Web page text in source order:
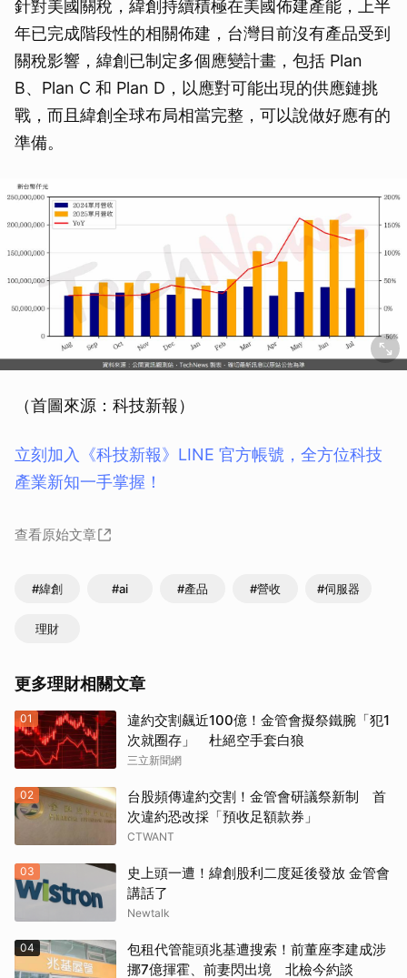
針對美國關稅，緯創持續積極在美國佈建產能，上半
年已完成階段性的相關佈建，台灣目前沒有產品受到
關稅影響，緯創已制定多個應變計畫，包括 Plan
B、Plan C 和 Plan D，以應對可能出現的供應鏈挑
戰，而且緯創全球布局相當完整，可以說做好應有的
準備。
（首圖來源：科技新報）
立刻加入《科技新報》LINE 官方帳號，全方位科技
產業新知一手掌握！
查看原始文章
#緯創 #ai #產品 #營收 #伺服器
理財
更多理財相關文章
01
違約交割飆近100億！金管會擬祭鐵腕「犯1
次就圈存」 杜絕空手套白狼
三立新聞網
02
台股頻傳違約交割！金管會研議祭新制 首
次違約恐改採「預收足額款券」
CTWANT
03
史上頭一遭！緯創股利二度延後發放 金管會
講話了
Newtalk
04
包租代管龍頭兆基遭搜索！前董座李建成涉
挪7億揮霍、前妻閃出境 北檢今約談